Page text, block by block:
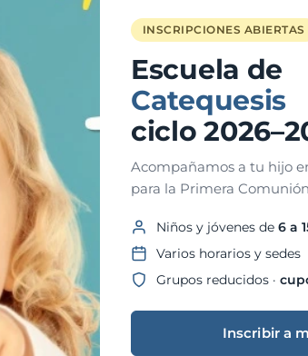
los niños pudieron compartir sus ideas
en un paso más en nuestro
Entrada siguiente→
INSCRIPCIONES ABIERTAS
Escuela de
Catequesis
ciclo
Acompañamos a tu hijo
para la Primera
Niños y jóvenes de 6 a
Varios horarios y sedes
Grupos reducidos ·
Inscribir a